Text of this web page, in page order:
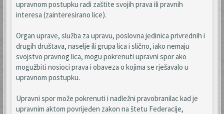
upravnom postupku radi zaštite svojih prava ili pravnih
interesa (zainteresirano lice).
Organ uprave, služba za upravu, poslovna jedinica privrednih i
drugih društava, naselje ili grupa lica i slično, iako nemaju
svojstvo pravnog lica, mogu pokrenuti upravni spor ako
mogužbiti nosioci prava i obaveza o kojima se rješavalo u
upravnom postupku.
Upravni spor može pokrenuti i nadležni pravobranilac kad je
upravnim aktom povrijeđen zakon na štetu Federacije,